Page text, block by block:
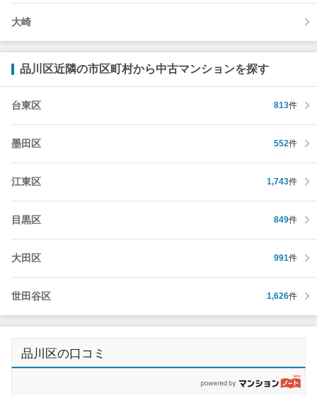
大崎
品川区近隣の市区町村から中古マンションを探す
台東区 813件
墨田区 552件
江東区 1,743件
目黒区 849件
大田区 991件
世田谷区 1,626件
品川区の口コミ